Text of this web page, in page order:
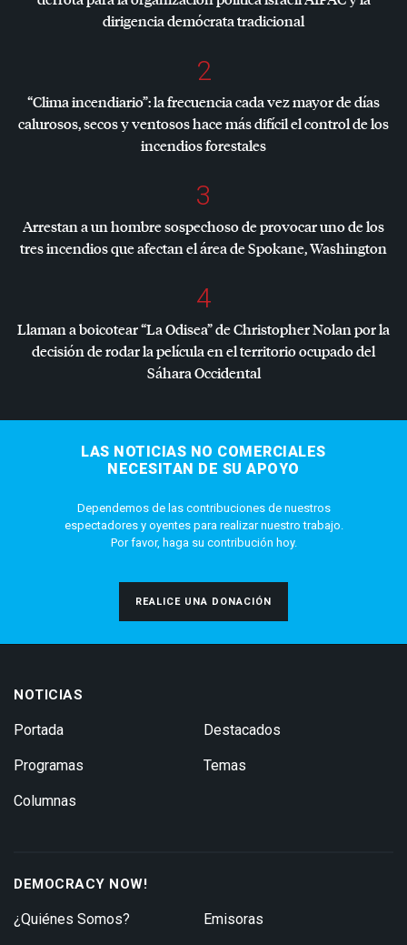
dirigencia demócrata tradicional
2
“Clima incendiario”: la frecuencia cada vez mayor de días
calurosos, secos y ventosos hace más difícil el control de los
incendios forestales
3
Arrestan a un hombre sospechoso de provocar uno de los
tres incendios que afectan el área de Spokane, Washington
4
Llaman a boicotear “La Odisea” de Christopher Nolan por la
decisión de rodar la película en el territorio ocupado del
Sáhara Occidental
LAS NOTICIAS NO COMERCIALES
NECESITAN DE SU APOYO
Dependemos de las contribuciones de nuestros
espectadores y oyentes para realizar nuestro trabajo.
Por favor, haga su contribución hoy.
REALICE UNA DONACIÓN
NOTICIAS
Portada
Programas
Columnas
Destacados
Temas
DEMOCRACY NOW!
¿Quiénes Somos? Emisoras